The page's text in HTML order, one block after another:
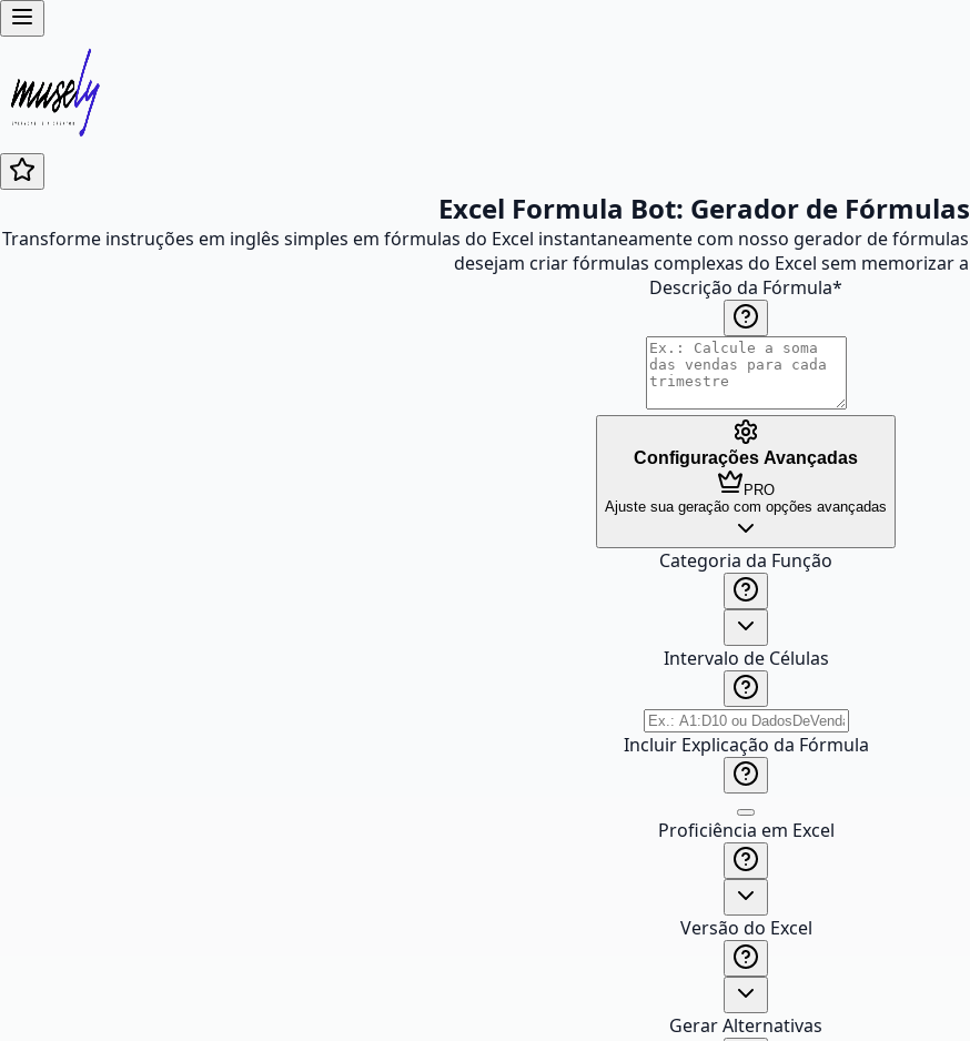
Excel Formula Bot: Gerador de
Transforme instruções em inglês simples em fórmulas do Excel instantaneamente com nosso gerador de
desejam criar fórmulas complexas do Excel sem memorizar
Descrição da Fórmula*
Configurações Avançadas
PRO
Ajuste sua geração com opções avançadas
Categoria da Função
Intervalo de Células
Incluir Explicação da Fórmula
Proficiência em Excel
Versão do Excel
Gerar Alternativas